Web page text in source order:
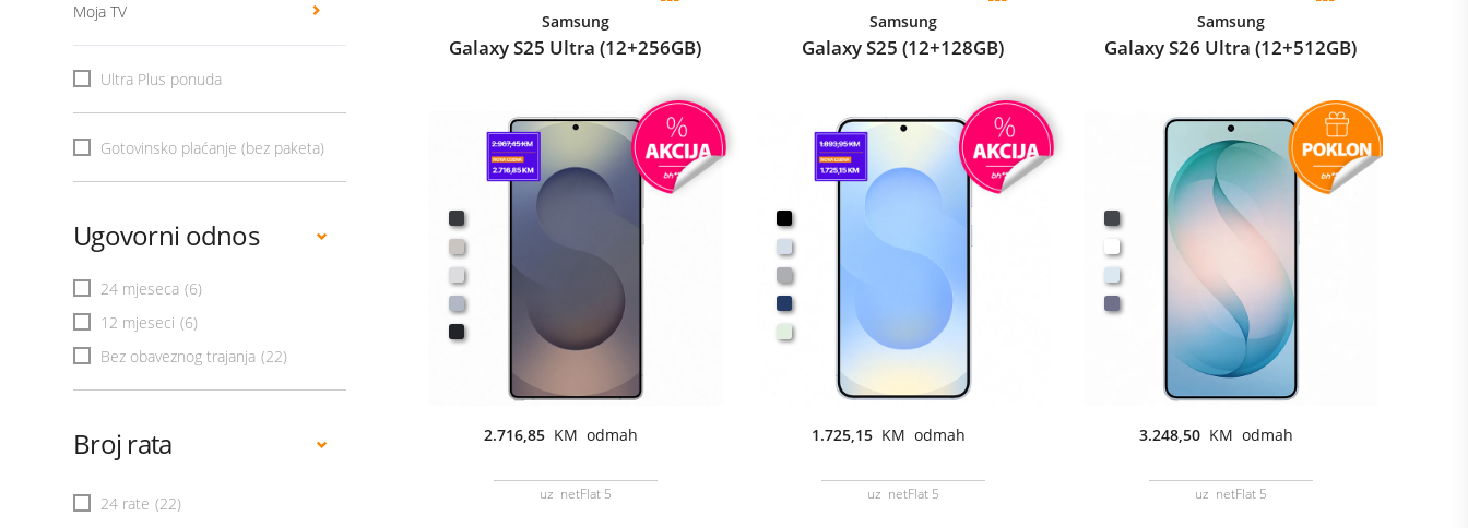
Moja TV
Ultra Plus ponuda
Gotovinsko plaćanje (bez paketa)
Ugovorni odnos
24 mjeseca (6)
12 mjeseci (6)
Bez obaveznog trajanja (22)
Broj rata
24 rate (22)
Samsung
Galaxy S25 Ultra (12+256GB)
2.716,85 KM odmah
uz netFlat 5
Samsung
Galaxy S25 (12+128GB)
1.725,15 KM odmah
uz netFlat 5
Samsung
Galaxy S26 Ultra (12+512GB)
3.248,50 KM odmah
uz netFlat 5